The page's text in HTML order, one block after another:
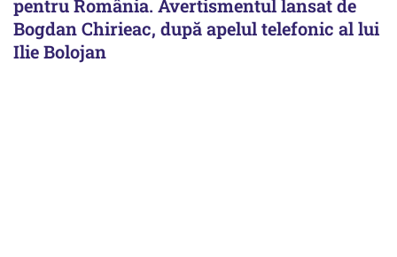
pentru România. Avertismentul lansat de
Bogdan Chirieac, după apelul telefonic al lui
Ilie Bolojan